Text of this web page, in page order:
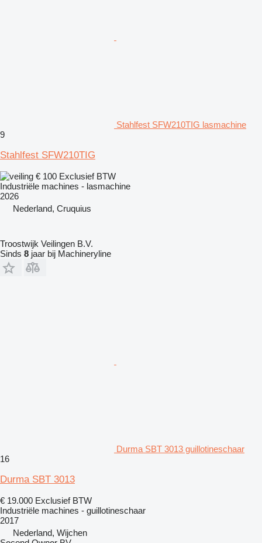
Stahlfest SFW210TIG lasmachine
9
Stahlfest SFW210TIG
€ 100 Exclusief BTW
Industriële machines - lasmachine
2026
Nederland, Cruquius
Troostwijk Veilingen B.V.
Sinds 8 jaar bij Machineryline
Durma SBT 3013 guillotineschaar
16
Durma SBT 3013
€ 19.000 Exclusief BTW
Industriële machines - guillotineschaar
2017
Nederland, Wijchen